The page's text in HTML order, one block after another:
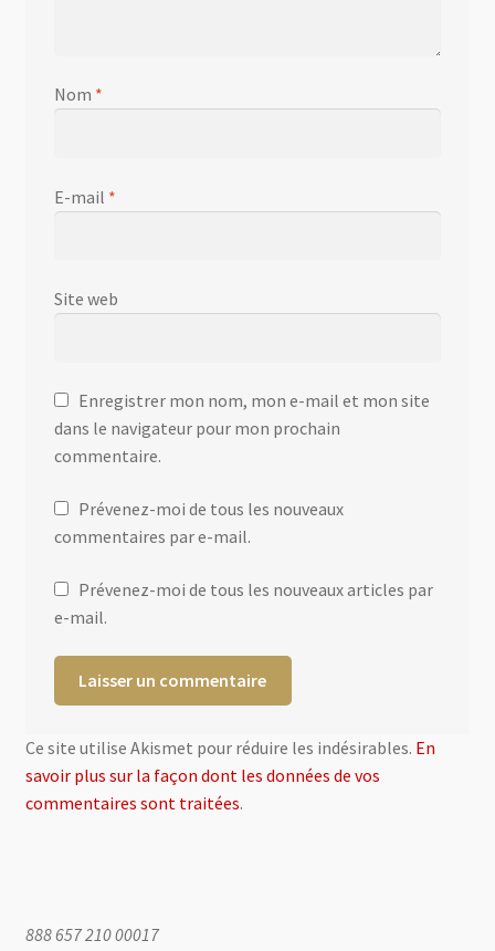
Nom *
E-mail *
Site web
Enregistrer mon nom, mon e-mail et mon site
dans le navigateur pour mon prochain
commentaire.
Prévenez-moi de tous les nouveaux
commentaires par e-mail.
Prévenez-moi de tous les nouveaux articles par
e-mail.
Ce site utilise Akismet pour réduire les indésirables. En
savoir plus sur la façon dont les données de vos
commentaires sont traitées.
888 657 210 00017